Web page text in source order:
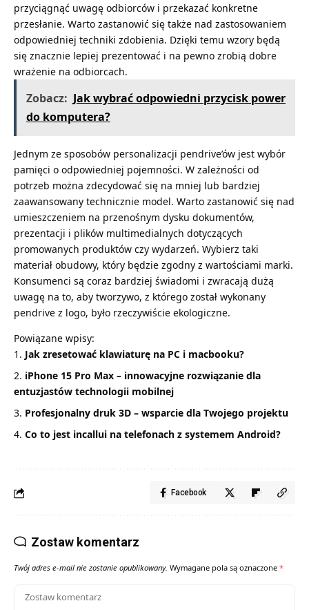
przyciągnąć uwagę odbiorców i przekazać konkretne
przesłanie. Warto zastanowić się także nad zastosowaniem
odpowiedniej techniki zdobienia. Dzięki temu wzory będą
się znacznie lepiej prezentować i na pewno zrobią dobre
wrażenie na odbiorcach.
Zobacz: Jak wybrać odpowiedni przycisk power
do komputera?
Jednym ze sposobów personalizacji pendrive’ów jest wybór
pamięci o odpowiedniej pojemności. W zależności od
potrzeb można zdecydować się na mniej lub bardziej
zaawansowany technicznie model. Warto zastanowić się nad
umieszczeniem na przenośnym dysku dokumentów,
prezentacji i plików multimedialnych dotyczących
promowanych produktów czy wydarzeń. Wybierz taki
materiał obudowy, który będzie zgodny z wartościami marki.
Konsumenci są coraz bardziej świadomi i zwracają dużą
uwagę na to, aby tworzywo, z którego został wykonany
pendrive z logo, było rzeczywiście ekologiczne.
Powiązane wpisy:
Jak zresetować klawiaturę na PC i macbooku?
iPhone 15 Pro Max – innowacyjne rozwiązanie dla
entuzjastów technologii mobilnej
Profesjonalny druk 3D – wsparcie dla Twojego projektu
Co to jest incallui na telefonach z systemem Android?
Facebook
Zostaw komentarz
Twój adres e-mail nie zostanie opublikowany. Wymagane pola są oznaczone *